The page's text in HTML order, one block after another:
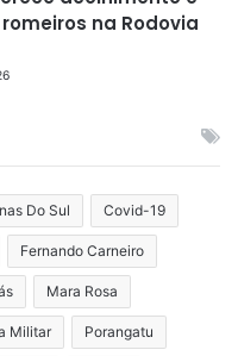
na Rodovia
Do Sul Covid-19
Fernando Carneiro
Mara Rosa
Militar Porangatu